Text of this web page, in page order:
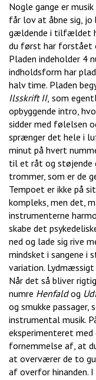
Nogle gange er
får lov at åbne sig, jo
gældende i tilfældet
du først har forstået
Pladen indeholder 4
indholdsform har
halv time. Pladen
Ilsskrift II, som
opbyggende intro,
sidder med følelsen
sprænger det hele i
minut på hvert
til et råt og støjende
trommer, som er de
Tempoet er ikke på
kompleks, men det,
instrumenterne
skabe det
ned og lade sig rive
mindsket i sangene i
variation.
Når det så bliver
numre Henfaldog
og smukke
instrumental musik.
eksperimenteret med
fornemmelse af, at
at overværer de to
af overfor hinanden. I